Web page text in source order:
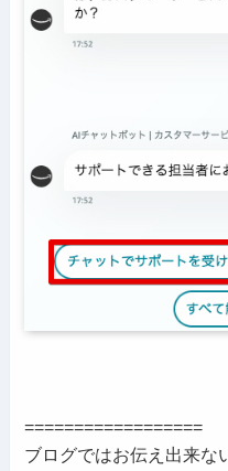
==================
ブログではお伝え出来な